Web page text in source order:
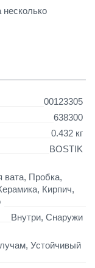
несколько
00123305
638300
0.432 кг
BOSTIK
Пробка,
Кирпич,
Внутри, Снаружи
Устойчивый